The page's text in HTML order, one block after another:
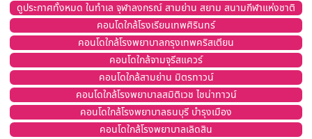
ดูประกาศทั้งหมด ในทำเล จุฬาลงกรณ์ สามย่าน สยาม สนามกีฬาแห่งชาติ
คอนโดใกล้โรงเรียนเทพศิรินทร์
คอนโดใกล้โรงพยาบาลกรุงเทพคริสเตียน
คอนโดใกล้จามจุรีสแควร์
คอนโดใกล้สามย่าน มิตรทาวน์
คอนโดใกล้โรงพยาบาลสมิติเวช ไชน่าทาวน์
คอนโดใกล้โรงพยาบาลธนบุรี บำรุงเมือง
คอนโดใกล้โรงพยาบาลเลิดสิน